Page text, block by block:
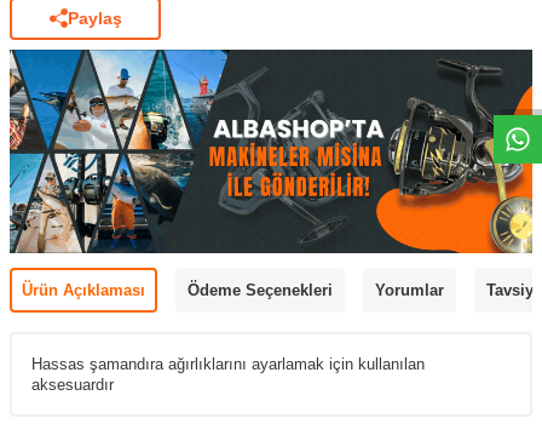
Paylaş
Ürün Açıklaması Ödeme Seçenekleri Yorumlar
Hassas şamandıra ağırlıklarını ayarlamak için kullanılan
aksesuardır